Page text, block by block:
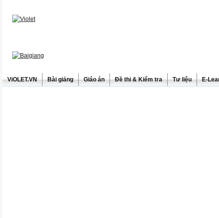
ViOLET.VN Bài giảng Giáo án Đề thi & Kiểm tra Tư liệu E-